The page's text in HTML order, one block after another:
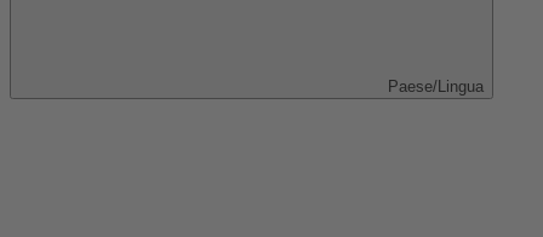
Paese/Lingua